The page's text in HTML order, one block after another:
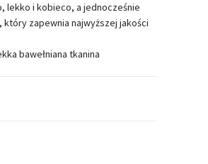
lekko i kobieco, a jednocześnie
zapewnia najwyższej jakości
bawełniana tkanina